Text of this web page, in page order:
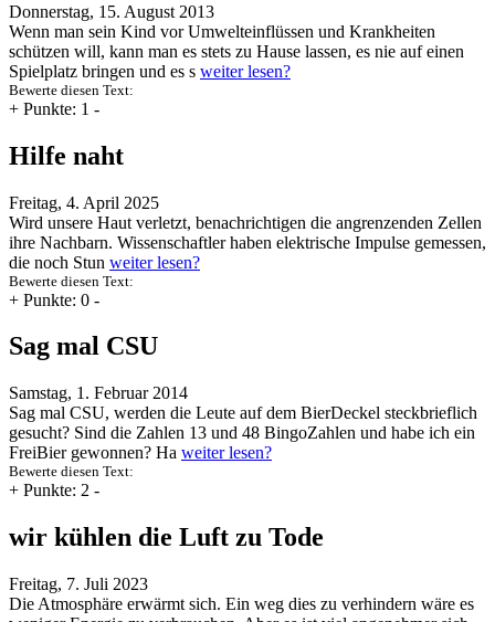
Donnerstag, 15. August 2013
Wenn man sein Kind vor Umwelteinflüssen und Krankheiten
schützen will, kann man es stets zu Hause lassen, es nie auf einen
Spielplatz bringen und es s weiter lesen?
Bewerte diesen Text:
+ Punkte: 1 -
Hilfe naht
Freitag, 4. April 2025
Wird unsere Haut verletzt, benachrichtigen die angrenzenden Zellen
ihre Nachbarn. Wissenschaftler haben elektrische Impulse gemessen,
die noch Stun weiter lesen?
Bewerte diesen Text:
+ Punkte: 0 -
Sag mal CSU
Samstag, 1. Februar 2014
Sag mal CSU, werden die Leute auf dem BierDeckel steckbrieflich
gesucht? Sind die Zahlen 13 und 48 BingoZahlen und habe ich ein
FreiBier gewonnen? Ha weiter lesen?
Bewerte diesen Text:
+ Punkte: 2 -
wir kühlen die Luft zu Tode
Freitag, 7. Juli 2023
Die Atmosphäre erwärmt sich. Ein weg dies zu verhindern wäre es